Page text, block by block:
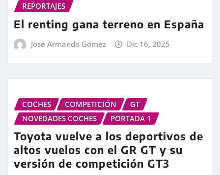
REPORTAJES
El renting gana terreno en España
José Armando Gómez Dic 16, 2025
COCHES COMPETICIÓN
GT
NOVEDADES COCHES
PORTADA 1
Toyota vuelve a los deportivos de
altos vuelos con el GR GT y su
versión de competición GT3